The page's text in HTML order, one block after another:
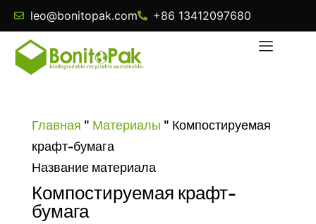
leo@bonitopak.com +86 13412097680
Главная " Материалы " Компостируемая
крафт-бумага
Название материала
Компостируемая крафт-
бумага